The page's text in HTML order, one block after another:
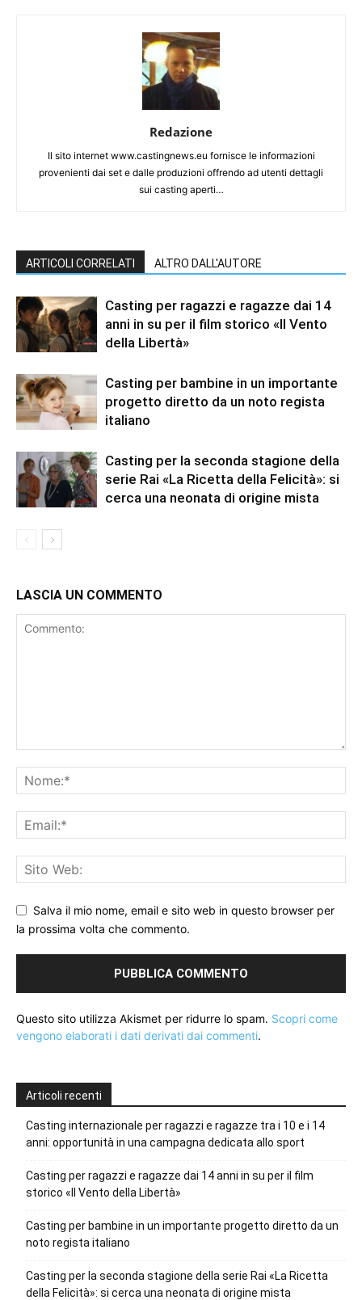
Redazione
Il sito internet www.castingnews.eu fornisce le informazioni
provenienti dai set e dalle produzioni offrendo ad utenti dettagli
sui casting aperti…
ARTICOLI CORRELATI ALTRO DALL'AUTORE
Casting per ragazzi e ragazze dai 14
anni in su per il film storico «Il Vento
della Libertà»
Casting per bambine in un importante
progetto diretto da un noto regista
italiano
Casting per la seconda stagione della
serie Rai «La Ricetta della Felicità»: si
cerca una neonata di origine mista
LASCIA UN COMMENTO
Salva il mio nome, email e sito web in questo browser per
la prossima volta che commento.
Questo sito utilizza Akismet per ridurre lo spam. Scopri come
vengono elaborati i dati derivati dai commenti.
Articoli recenti
Casting internazionale per ragazzi e ragazze tra i 10 e i 14
anni: opportunità in una campagna dedicata allo sport
Casting per ragazzi e ragazze dai 14 anni in su per il film
storico «Il Vento della Libertà»
Casting per bambine in un importante progetto diretto da un
noto regista italiano
Casting per la seconda stagione della serie Rai «La Ricetta
della Felicità»: si cerca una neonata di origine mista